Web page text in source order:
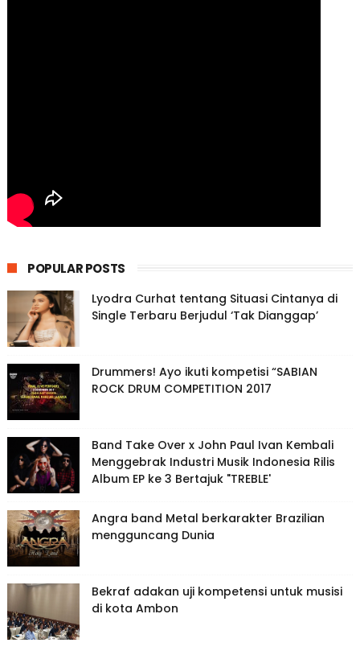
POPULAR POSTS
Lyodra Curhat tentang Situasi Cintanya di
Single Terbaru Berjudul ‘Tak Dianggap’
Drummers! Ayo ikuti kompetisi “SABIAN
ROCK DRUM COMPETITION 2017
Band Take Over x John Paul Ivan Kembali
Menggebrak Industri Musik Indonesia Rilis
Album EP ke 3 Bertajuk "TREBLE'
Angra band Metal berkarakter Brazilian
mengguncang Dunia
Bekraf adakan uji kompetensi untuk musisi
di kota Ambon